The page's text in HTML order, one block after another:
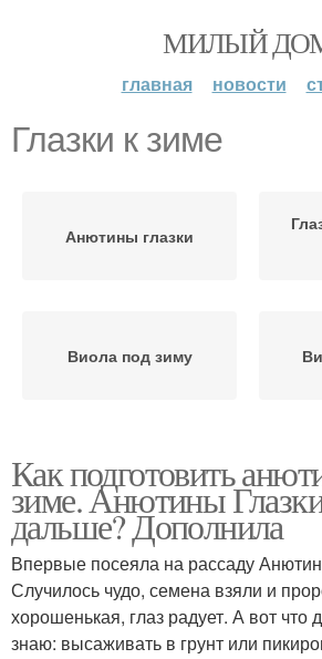
МИЛЫЙ
главная новости
Глазки к зиме
Анютины глазки
Виола под зиму
Как подготовить
зиме. Анютины
дальше? Дополнила
Впервые посеяла на рассаду
Случилось чудо, семена взяли и
хорошенькая, глаз радует. А вот что
знаю: высаживать в грунт или